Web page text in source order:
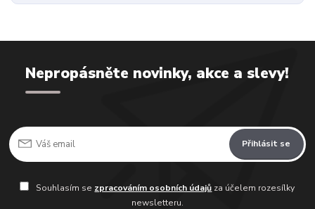
Nepropásněte novinky, akce a slevy!
Přihlásit se
Souhlasím se zpracováním osobních údajů za účelem rozesílky
newsletteru.